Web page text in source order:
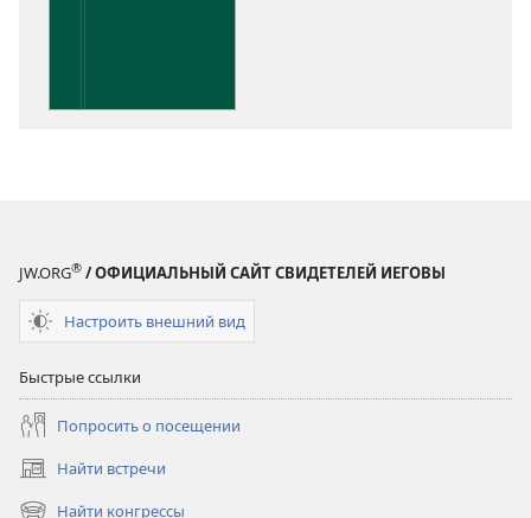
JW.ORG® / ОФИЦИАЛЬНЫЙ САЙТ СВИДЕТЕЛЕЙ ИЕГОВЫ
Настроить внешний вид
Быстрые ссылки
Попросить о посещении
Найти встречи
(открывается
в
Найти конгрессы